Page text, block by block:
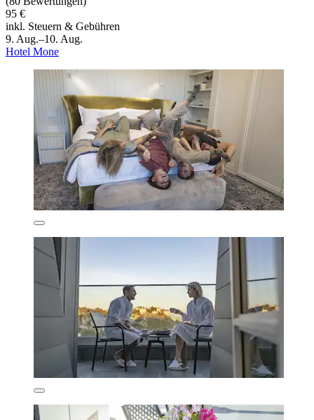
95 €
inkl. Steuern & Gebühren
9. Aug.–10. Aug.
Hotel Mone